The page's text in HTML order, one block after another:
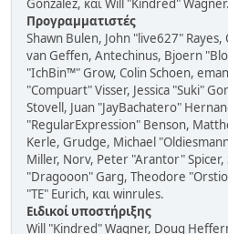
González, και Will "Kindred" Wagner.
Προγραμματιστές
Shawn Bulen, John "live627"
van Geffen, Antechinus, Bjoern
"IchBin™" Grow, Colin Schoen,
"Compuart" Visser, Jessica "Suki"
Stovell, Juan "JayBachatero"
"RegularExpression" Benson,
Kerle, Grudge, Michael
Miller, Norv, Peter "Arantor" Spicer,
"Dragooon" Garg, Theodore
"TE" Eurich, και winrules.
Ειδικοί υποστήριξης
Will "Kindred" Wagner, Doug